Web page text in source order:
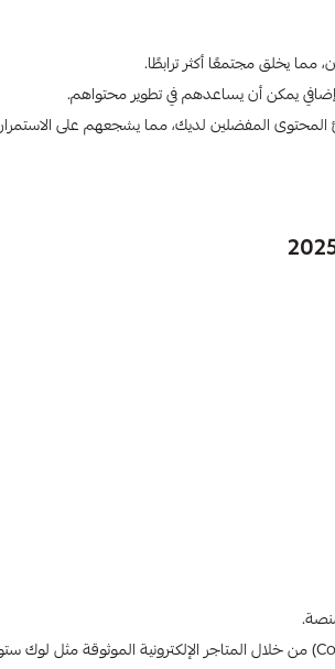
مما يخلق مجتمعًا أكثر ترابطًا.
يمكن أن يساعدهم في تطوير محتواهم.
المفضلين لديك، مما يشجعهم على